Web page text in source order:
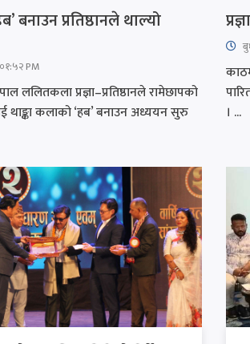
बनाउन प्रतिष्ठानले थाल्यो
PM
ललितकला प्रज्ञा–प्रतिष्ठानले रामेछापको
थाङ्का कलाको ‘हब’ बनाउन अध्ययन सुरु
। ...